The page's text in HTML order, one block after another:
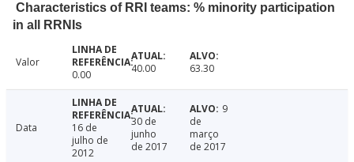
Characteristics of RRI teams: % minority participation
in all RRNIs
Valor
0.00
40.00 63.30
Data
16 de
julho de
2012
30 de
junho
de 2017
9
de
março
de 2017